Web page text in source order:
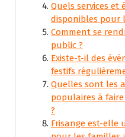
Quels services et
disponibles pour
Comment se
public ?
Existe-t-il des
festifs
Quelles sont les
populaires à
?
Frisange est-elle